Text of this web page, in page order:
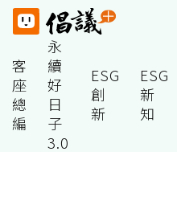
客
座
總
編
永
續
好
日
子
3.0
ESG
創
新
ESG
新
知